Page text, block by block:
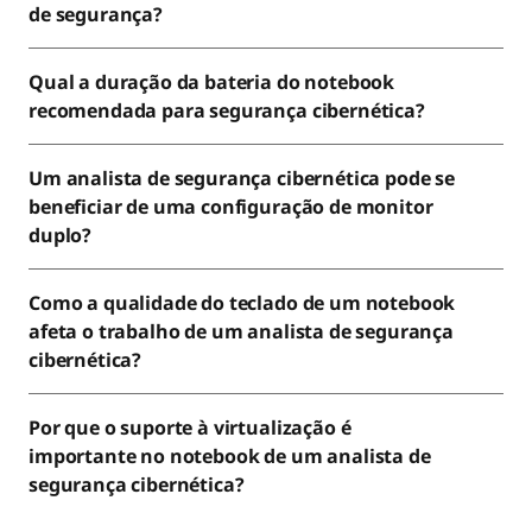
de segurança?
Qual a duração da bateria do notebook
recomendada para segurança cibernética?
Um analista de segurança cibernética pode se
beneficiar de uma configuração de monitor
duplo?
Como a qualidade do teclado de um notebook
afeta o trabalho de um analista de segurança
cibernética?
Por que o suporte à virtualização é
importante no notebook de um analista de
segurança cibernética?